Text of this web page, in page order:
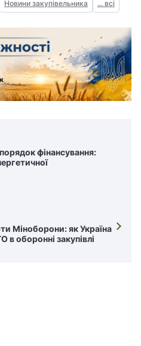
Новини закупівельника ... всі
фінансування:
Міноборони: як Україна
оборонні закупівлі